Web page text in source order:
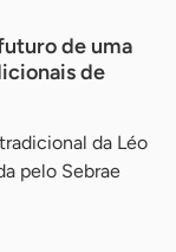
de uma
de
da Léo
pelo Sebrae